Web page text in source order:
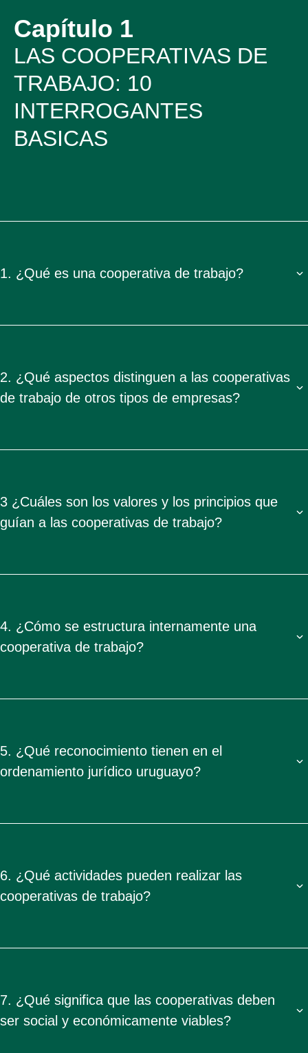
Capítulo 1
LAS COOPERATIVAS DE
TRABAJO: 10
INTERROGANTES
BASICAS
1. ¿Qué es una cooperativa de trabajo?
2. ¿Qué aspectos distinguen a las cooperativas
de trabajo de otros tipos de empresas?
3 ¿Cuáles son los valores y los principios que
guían a las cooperativas de trabajo?
4. ¿Cómo se estructura internamente una
cooperativa de trabajo?
5. ¿Qué reconocimiento tienen en el
ordenamiento jurídico uruguayo?
6. ¿Qué actividades pueden realizar las
cooperativas de trabajo?
7. ¿Qué significa que las cooperativas deben
ser social y económicamente viables?